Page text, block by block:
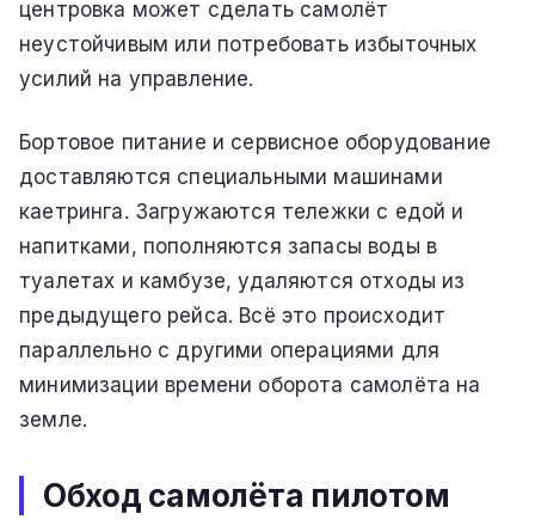
центровка может сделать самолёт
неустойчивым или потребовать избыточных
усилий на управление.
Бортовое питание и сервисное оборудование
доставляются специальными машинами
каетринга. Загружаются тележки с едой и
напитками, пополняются запасы воды в
туалетах и камбузе, удаляются отходы из
предыдущего рейса. Всё это происходит
параллельно с другими операциями для
минимизации времени оборота самолёта на
земле.
Обход самолёта пилотом